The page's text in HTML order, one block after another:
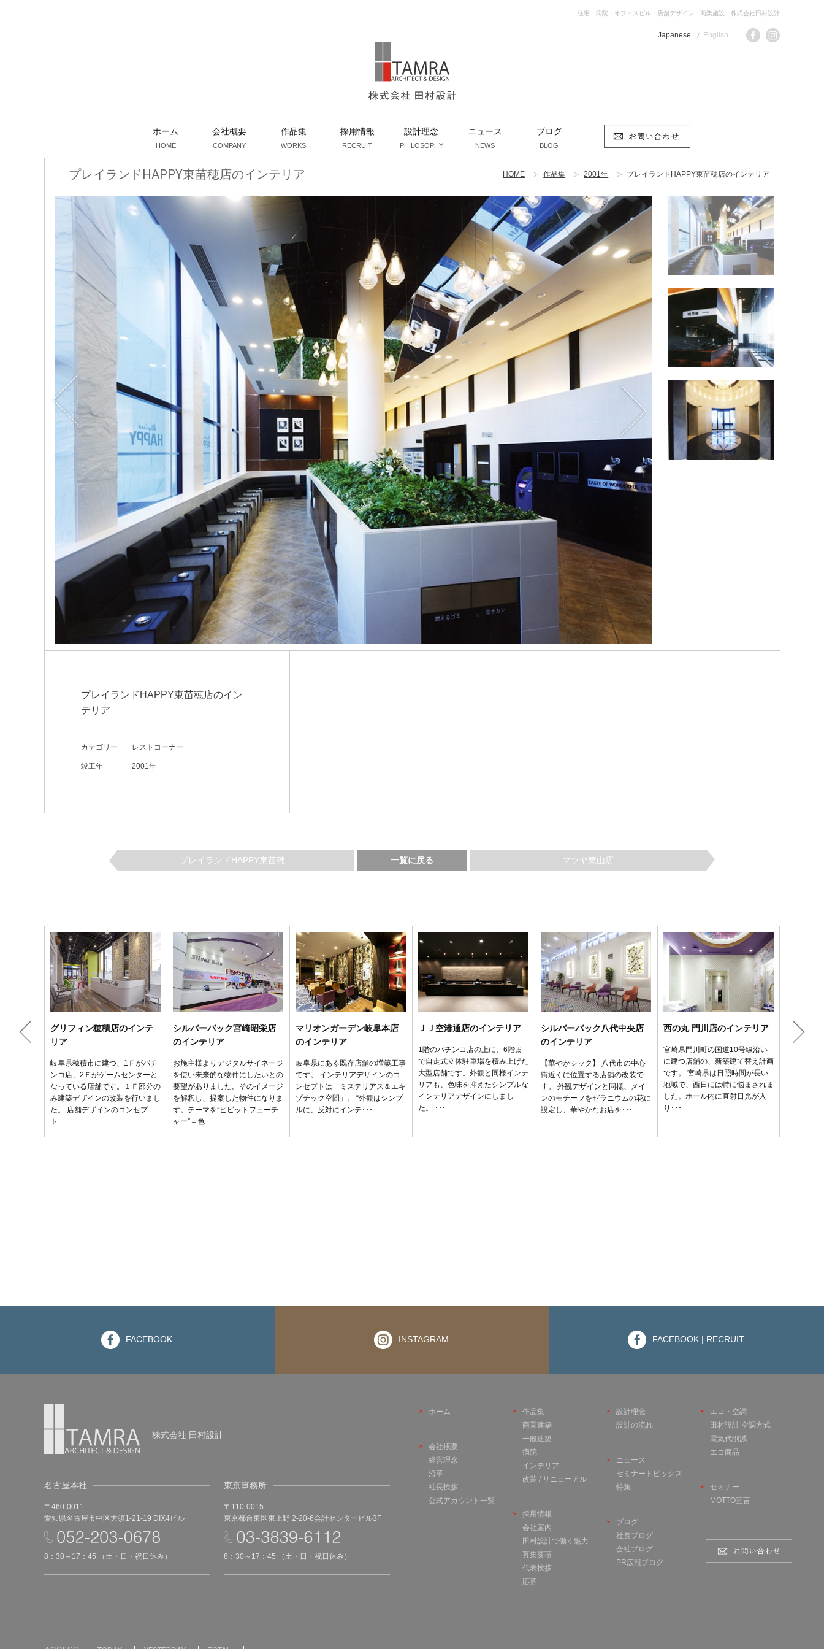
住宅・病院・オフィスビル・店舗デザイン・商業施設 株式会社田村設計
Japanese English
ホーム
HOME
会社概要
COMPANY
作品集
WORKS
採用情報
RECRUIT
設計理念
PHILOSOPHY
ニュース
NEWS
ブログ
BLOG
プレイランドHAPPY東苗穂店のインテリア HOME 作品集 2001年 プレイランドHAPPY東苗穂店のインテリア
プレイランドHAPPY東苗穂店のイン
テリア
カテゴリー レストコーナー
竣工年 2001年
プレイランドHAPPY東苗穂... 一覧に戻る マツヤ東山店
グリフィン穂積店のインテ
リア
岐阜県穂積市に建つ、1Ｆがパチ
ンコ店、2Ｆがゲームセンターと
なっている店舗です。１Ｆ部分の
み建築デザインの改装を行いまし
た。 店舗デザインのコンセプ
ト･･･
シルバーバック宮崎昭栄店
のインテリア
お施主様よりデジタルサイネージ
を使い未来的な物件にしたいとの
要望がありました。そのイメージ
を解釈し、提案した物件になりま
す。テーマを”ビビットフューチ
ャー”＝色･･･
マリオンガーデン岐阜本店
のインテリア
岐阜県にある既存店舗の増築工事
です。 インテリアデザインのコ
ンセプトは「ミステリアス＆エキ
ゾチック空間」。 “外観はシンプ
ルに、反対にインテ･･･
ＪＪ空港通店のインテリア
1階のパチンコ店の上に、6階ま
で自走式立体駐車場を積み上げた
大型店舗です。外観と同様インテ
リアも、色味を抑えたシンプルな
インテリアデザインにしまし
た。 ･･･
シルバーバック八代中央店
のインテリア
【華やかシック】 八代市の中心
街近くに位置する店舗の改装で
す。 外観デザインと同様、メイ
ンのモチーフをゼラニウムの花に
設定し、華やかなお店を･･･
西の丸 門川店のインテリア
宮崎県門川町の国道10号線沿い
に建つ店舗の、新築建て替え計画
です。 宮崎県は日照時間が長い
地域で、西日には特に悩まされま
した。ホール内に直射日光が入
り･･･
クエス
ア
FACEBOOK INSTAGRAM FACEBOOK | RECRUIT
株式会社 田村設計
名古屋本社
〒460-0011
愛知県名古屋市中区大須1-21-19 DIX4ビル
8：30～17：45 （土・日・祝日休み）
東京事務所
〒110-0015
東京都台東区東上野 2-20-6会計センタービル3F
8：30～17：45 （土・日・祝日休み）
ホーム
会社概要
経営理念
沿革
社長挨拶
公式アカウント一覧
作品集
商業建築
一般建築
病院
インテリア
改装 / リニューアル
採用情報
会社案内
田村設計で働く魅力
募集要項
代表挨拶
応募
設計理念
設計の流れ
ニュース
セミナートピックス
特集
ブログ
社長ブログ
会社ブログ
PR広報ブログ
エコ・空調
田村設計 空調方式
電気代削減
エコ商品
セミナー
MOTTO宣言